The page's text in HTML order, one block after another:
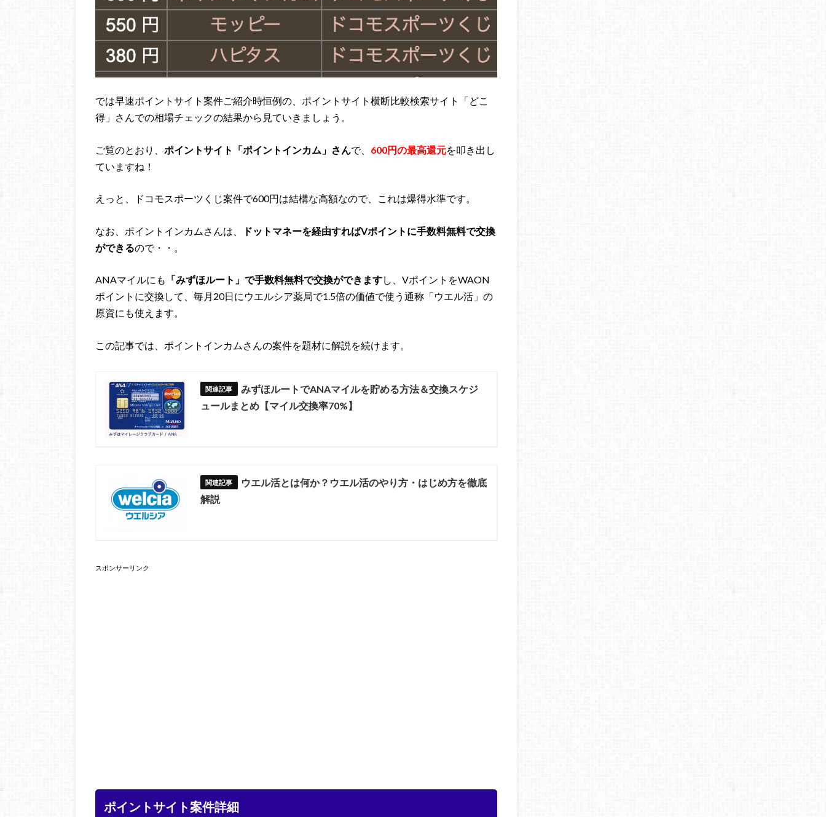
では早速ポイントサイト案件ご紹介時恒例の、ポイントサイト横断比較検索サイト「どこ
得」さんでの相場チェックの結果から見ていきましょう。
ご覧のとおり、 ポイントサイト「ポイントインカム」さんで、 600円の最高還元を叩き出し
ていますね！
えっと、ドコモスポーツくじ案件で600円は結構な高額なので、これは爆得水準です。
なお、ポイントインカムさんは、
ドットマネーを経由すればVポイントに手数料無料で交換
ができるので・・。
ANAマイルにも 「みずほルート」で手数料無料で交換ができますし、VポイントをWAON
ポイントに交換して、毎月20日にウエルシア薬局で1.5倍の価値で使う通称「ウエル活」の
原資にも使えます。
この記事では、ポイントインカムさんの案件を題材に解説を続けます。
みずほルートでANAマイルを貯める方法＆交換スケジ
ュールまとめ【マイル交換率70%】
ウエル活とは何か？ウエル活のやり方・はじめ方を徹底
解説
スポンサーリンク
ポイントサイト案件詳細